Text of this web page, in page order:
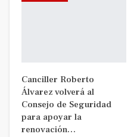
Canciller Roberto
Álvarez volverá al
Consejo de Seguridad
para apoyar la
renovación…